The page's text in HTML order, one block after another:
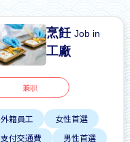
烹飪Job in
工廠
兼职
外籍員工
女性首選
支付交通費
男性首選